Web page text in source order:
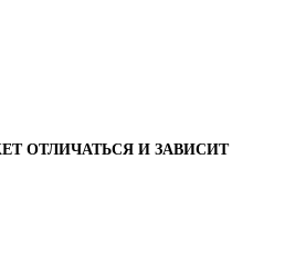
ОТЛИЧАТЬСЯ И ЗАВИСИТ